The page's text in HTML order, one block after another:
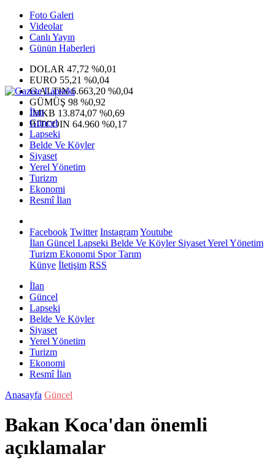
Foto Galeri
Videolar
Canlı Yayın
Günün Haberleri
DOLAR 47,72 %0,01
EURO 55,21 %0,04
G.ALTIN6.663,20 %0,04
GÜMÜŞ 98 %0,92
IMKB 13.874,07 %0,69
BITCOIN 64.960 %0,17
İlan
Güncel
Lapseki
Belde Ve Köyler
Siyaset
Yerel Yönetim
Turizm
Ekonomi
Resmî İlan
Facebook Twitter InstagramYoutube
İlan Güncel Lapseki Belde Ve KöylerSiyasetYerel Yönetim
Turizm Ekonomi SporTarım
Künye İletişim RSS
İlan
Güncel
Lapseki
Belde Ve Köyler
Siyaset
Yerel Yönetim
Turizm
Ekonomi
Resmî İlan
Anasayfa Güncel
Bakan Koca'dan önemli
açıklamalar